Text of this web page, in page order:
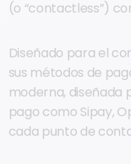
(o “contactless”)
Diseñado para el
sus métodos de
moderna, diseñada
pago como Sipay,
cada punto de